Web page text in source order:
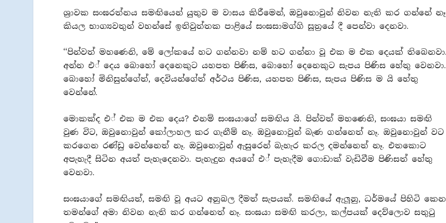
ශ‍්‍රාවක සංඝරත්නය සමඟියෙන් යුතුව ම වාසය කිරීමෙන්, ඔවුනොවුන් නිවන නැති කර ගන්නේ නෑ
කියල භාග්‍යවතුන් වහන්සේ ඉතිවුත්තක පාළියේ සංඝසාමග්ගි සූත‍්‍රයේ දී පෙන්වා දෙනවා.
‘‘පින්වත් මහණෙනි, මේ ලෝකයේ හට ගන්නවා නම් හට ගන්නා වූ එක ම එක දෙයක් තිබෙනවා.
අන්න එ් දෙය බොහෝ දෙනෙකුට යහපත පිණිස, බොහෝ දෙනෙකුට සැපය පිණිස හේතු වෙනවා.
බොහෝ මිනිසුන්ගේත්, දෙවියන්ගේත් අර්ථය පිණිස, යහපත පිණිස, සැපය පිණිස ම යි හේතු
වෙන්නේ.
මොකක්ද එ් එක ම එක දෙය? එනම් සංඝයාගේ සමඟිය යි. පින්වත් මහණෙනි, සංඝයා සමඟි
වුණ විට, ඔවුනොවුන් කෝලාහල කර ගැනීම් නෑ. ඔවුනොවුන් බැණ ගන්නෙත් නෑ. ඔවුනොවුන් වට
කරගෙන රණ්ඩු වෙන්නෙත් නෑ. ඔවුනොවුන් ඇසුරෙන් බැහැර කරල දමන්නෙත් නෑ. එතකොට
අපැහැදී සිටින අයත් පැහැදෙනවා. පැහැදුන අයගේ එ් පැහැදීම ගොඩාක් වැඩිවීම පිණිසත් හේතු
වෙනවා.
සංඝයාගේ සමඟියත්, සමඟි වූ අයට අනුබල දීමත් සැපයක්. සමඟියේ ඇලූනු, ධර්මයේ පිහිටි
තමන්ගේ අමා නිවන නැති කර ගන්නෙත් නෑ. සංඝයා සමඟි කරලා, කල්පයක් දෙව්ලොව සතුටු